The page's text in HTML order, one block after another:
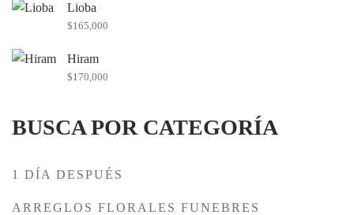
Lioba
$165,000
Hiram
$170,000
BUSCA POR CATEGORÍA
1 DÍA DESPUÉS
ARREGLOS FLORALES FUNEBRES